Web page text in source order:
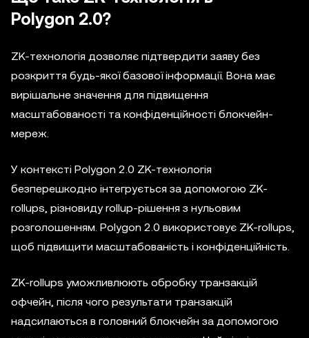
Polygon 2.0?
ZK-технологія дозволяє підтвердити заяву без
розкриття будь-якої базової інформації. Вона має
вирішальне значення для підвищення
масштабованості та конфіденційності блокчейн-
мереж.
У контексті Polygon 2.0 ZK-технологія
безперешкодно інтегрується за допомогою ZK-
rollups, різновиду rollup-рішення з нульовим
розголошенням. Polygon 2.0 використовує ZK-rollups,
щоб підвищити масштабованість і конфіденційність.
ZK-rollups уможливлюють обробку транзакцій
офчейн, після чого результати транзакцій
надсилаються в головний блокчейн за допомогою